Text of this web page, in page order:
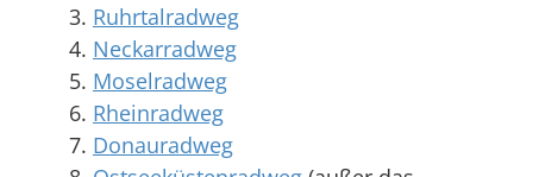
Ruhrtalradweg
Neckarradweg
Moselradweg
Rheinradweg
Donauradweg